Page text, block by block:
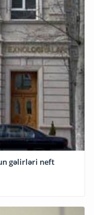
gəlirləri neft